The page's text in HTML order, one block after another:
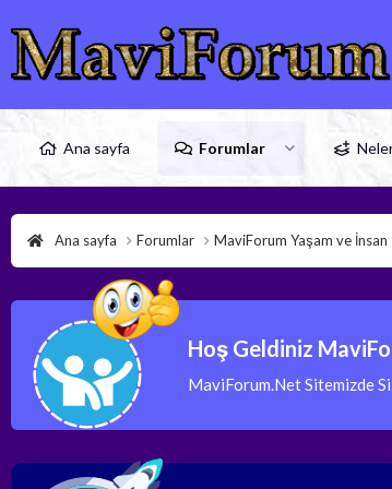
Ana sayfa Forumlar
Ana sayfa Forumlar MaviForum Yaşam ve İnsan
Hoş Geldiniz
MaviForum.Net Sitemizde